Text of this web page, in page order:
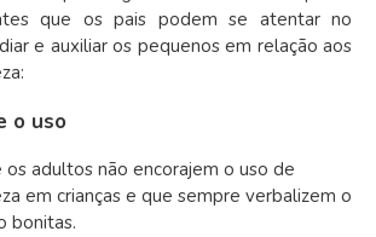
que os pais podem se atentar no
e auxiliar os pequenos em relação aos
o uso
adultos não encorajem o uso de
em crianças e que sempre verbalizem o
bonitas.